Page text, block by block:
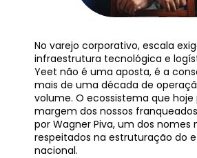
No varejo corporativo, escala
infraestrutura tecnológica e
Yeet não é uma aposta, é a
mais de uma década de
volume. O ecossistema que
margem dos nossos
por Wagner Piva, um dos nomes
respeitados na estruturação do
nacional.